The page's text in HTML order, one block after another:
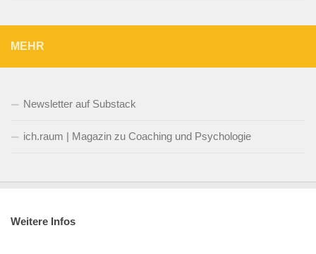
MEHR
Newsletter auf Substack
ich.raum | Magazin zu Coaching und Psychologie
Weitere Infos